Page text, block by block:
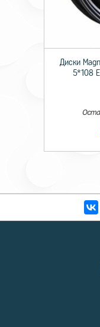
Диски
5*108